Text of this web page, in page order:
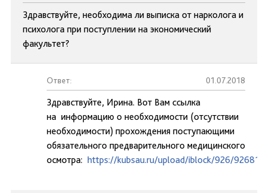
Здравствуйте, необходима ли выписка от нарколога и
психолога при поступлении на экономический
факультет?
Ответ: 01.07.2018
Здравствуйте, Ирина. Вот Вам ссылка
на информацию о необходимости (отсутствии
необходимости) прохождения поступающими
обязательного предварительного медицинского
осмотра: https://kubsau.ru/upload/iblock/926/